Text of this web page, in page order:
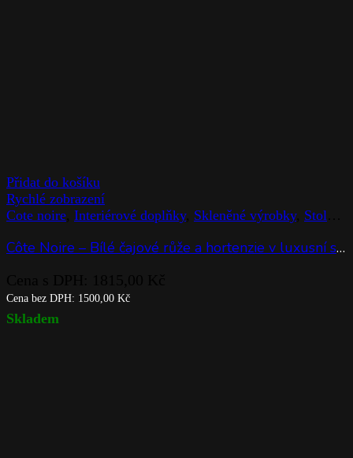
Přidat do košíku
Rychlé zobrazení
Cote noire Interiérové doplňky, Skleněné výrobky, Stolováni
Côte Noire – Bílé čajové růže a hortenzie v luxusní skleněné váze
Cena bez DPH: 1500,00 Kč
Skladem